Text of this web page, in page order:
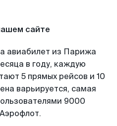
сайте
авиабилет из Парижа
в году, каждую
5 прямых рейсов и 10
варьируется, самая
9000